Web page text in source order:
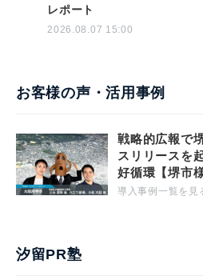
レポート
2026.08.07 15:00
お客様の声・活用事例
戦略的広報で
スリリースを
好循環【堺市様
導入事例一覧を見
汐留PR塾